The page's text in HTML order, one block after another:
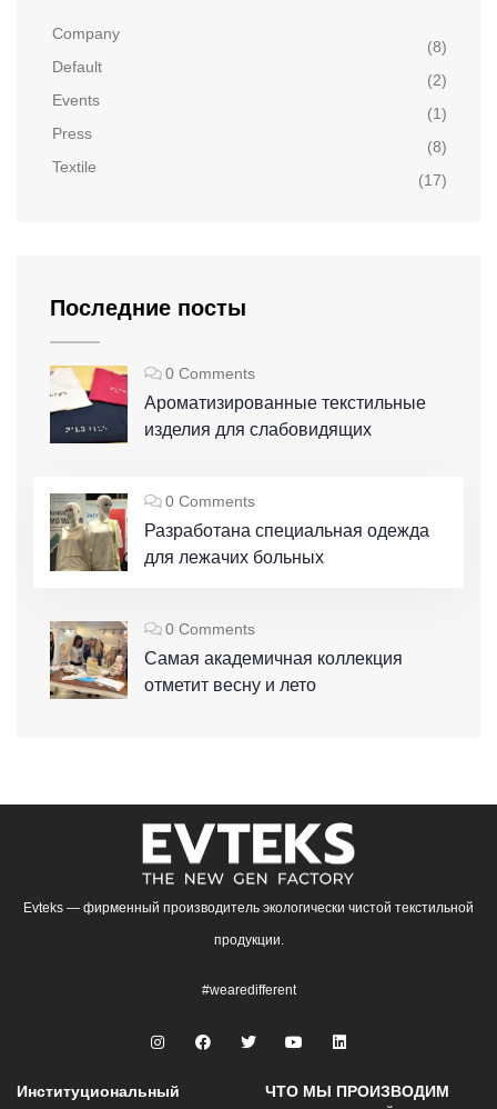
Company
(8)
Default
(2)
Events
(1)
Press
(8)
Textile
(17)
Последние посты
0 Comments
Ароматизированные текстильные
изделия для слабовидящих
0 Comments
Разработана специальная одежда
для лежачих больных
0 Comments
Самая академичная коллекция
отметит весну и лето
Evteks — фирменный производитель экологически чистой текстильной
продукции.
#wearedifferent
Институциональный ЧТО МЫ ПРОИЗВОДИМ